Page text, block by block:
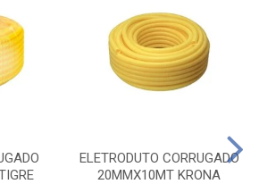
ELETRODUTO CORRUGADO
20MMX10MT KRONA